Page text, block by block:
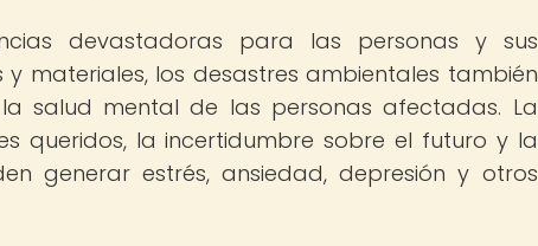
devastadoras para las personas y sus
materiales, los desastres ambientales también
salud mental de las personas afectadas. La
queridos, la incertidumbre sobre el futuro y la
generar estrés, ansiedad, depresión y otros